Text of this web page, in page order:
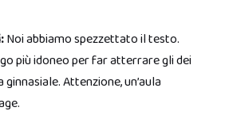
Noi abbiamo spezzettato il testo.
più idoneo per far atterrare gli dei
ginnasiale. Attenzione, un’aula